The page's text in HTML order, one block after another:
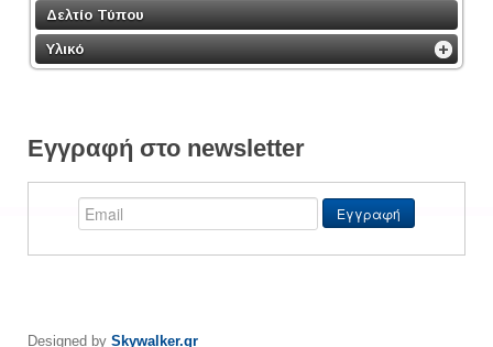
Δελτίο Τύπου
Υλικό
Εγγραφή στο newsletter
Designed by Skywalker.gr